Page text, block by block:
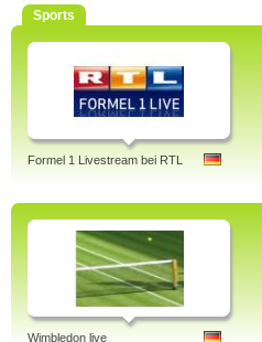
Sports
Formel 1 Livestream bei RTL
Wimbledon live